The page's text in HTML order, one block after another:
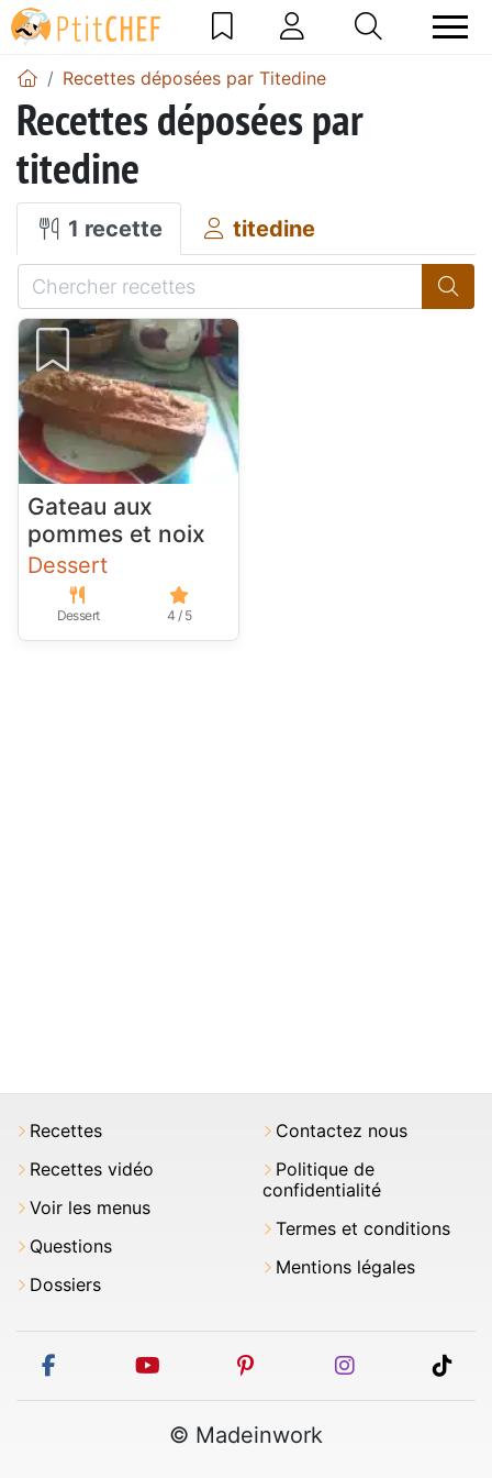
Recettes déposées par Titedine
Recettes déposées par
titedine
1 recette titedine
Gateau aux
pommes et noix
Dessert
Dessert 4 / 5
Recettes
Recettes vidéo
Voir les menus
Questions
Dossiers
Contactez nous
Politique de
confidentialité
Termes et conditions
Mentions légales
facebook youtube pinterest instagram
© Madeinwork